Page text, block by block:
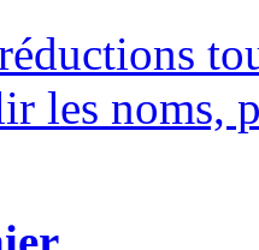
les noms,